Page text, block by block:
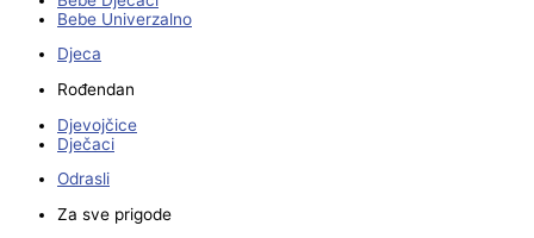
Bebe Univerzalno
Djeca
Rođendan
Djevojčice
Dječaci
Odrasli
Za sve prigode